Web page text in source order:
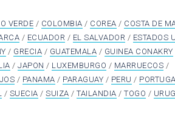
VERDE / COLOMBIA / COREA / COSTA DE
/ ECUADOR / EL SALVADOR / ESTADOS
/ GRECIA / GUATEMALA / GUINEA CONAKRY
/JAPON / LUXEMBURGO / MARRUECOS /
/ PANAMA / PARAGUAY / PERU /
/ SUECIA /SUIZA /TAILANDIA /TOGO /